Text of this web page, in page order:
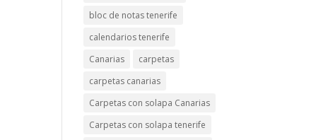
bloc de notas tenerife
calendarios tenerife
Canarias
carpetas
carpetas canarias
Carpetas con solapa Canarias
Carpetas con solapa tenerife